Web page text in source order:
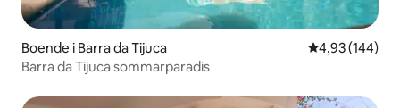
Boende i Barra da Tijuca 4,93 av 5 i
4,93 (144)
Barra da Tijuca sommarparadis